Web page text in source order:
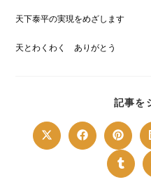
天下泰平の実現をめざします
天とわくわく ありがとう
記事を
Opens
in
Opens
in
window
Opens
in
a
new
window
Opens
in